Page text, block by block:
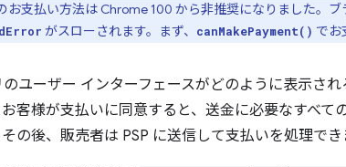
お支払い方法は Chrome 100 から非推奨になりました。
がスローされます。まず、 canMakePayment() でお
ユーザー インターフェースがどのように表示さ
客様が支払いに同意すると、送金に必要なすべて
の後、販売者は PSP に送信して支払いを処理でき